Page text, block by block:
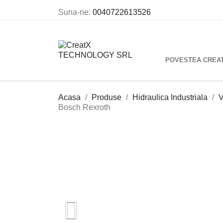
Suna-ne: 0040722613526
POVESTEA
Acasa Produse Hidraulica Industriala
Bosch Rexroth
